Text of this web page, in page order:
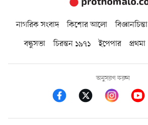
নাগরিক সংবাদ কিশোর আলো বিজ্ঞানচিন্তা
বন্ধুসভা
চিরন্তন ১৯৭১ ইপেপার প্রথমা
অনুসরণ করুন